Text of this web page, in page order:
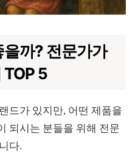
까? 전문가가
TOP 5
드가 있지만, 어떤 제품을
되시는 분들을 위해 전문
다.